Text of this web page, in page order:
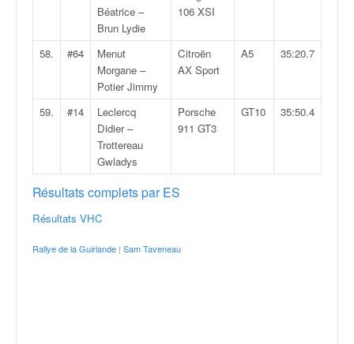
Béatrice –
Brun Lydie
106 XSI
58. #64
Menut
Morgane –
Potier Jimmy
Citroën
AX Sport
A5 35:20.7
59. #14
Leclercq
Didier –
Trottereau
Gwladys
Porsche
911 GT3
GT10 35:50.4
Résultats complets par ES
Résultats VHC
Rallye de la Guirlande | Sam Taveneau